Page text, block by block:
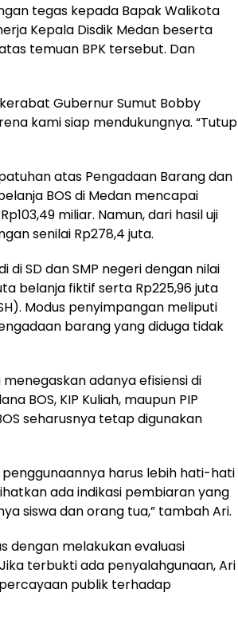
tegas kepada Bapak Walikota
Kepala Disdik Medan beserta
temuan BPK tersebut. Dan
Gubernur Sumut Bobby
kami siap mendukungnya. “Tutup
atas Pengadaan Barang dan
BOS di Medan mencapai
miliar. Namun, dari hasil uji
senilai Rp278,4 juta.
SD dan SMP negeri dengan nilai
belanja fiktif serta Rp225,96 juta
Modus penyimpangan meliputi
barang yang diduga tidak
adanya efisiensi di
BOS, KIP Kuliah, maupun PIP
seharusnya tetap digunakan
penggunaannya harus lebih hati-hati
ada indikasi pembiaran yang
siswa dan orang tua,” tambah Ari.
dengan melakukan evaluasi
terbukti ada penyalahgunaan, Ari
publik terhadap